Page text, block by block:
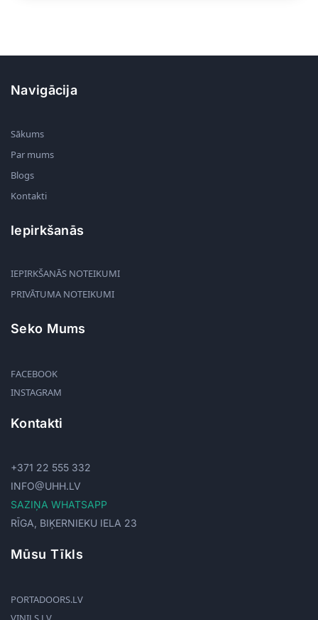
Navigācija
Sākums
Par mums
Blogs
Kontakti
Iepirkšanās
IEPIRKŠANĀS NOTEIKUMI
PRIVĀTUMA NOTEIKUMI
Seko Mums
FACEBOOK
INSTAGRAM
Kontakti
+371 22 555 332
INFO@UHH.LV
SAZIŅA WHATSAPP
RĪGA, BIĶERNIEKU IELA 23
Mūsu Tīkls
PORTADOORS.LV